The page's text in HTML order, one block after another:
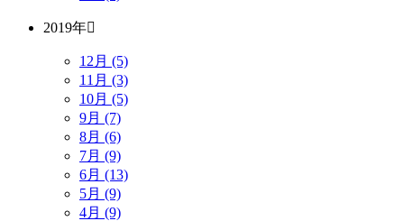
2019年
12月 (5)
11月 (3)
10月 (5)
9月 (7)
8月 (6)
7月 (9)
6月 (13)
5月 (9)
4月 (9)